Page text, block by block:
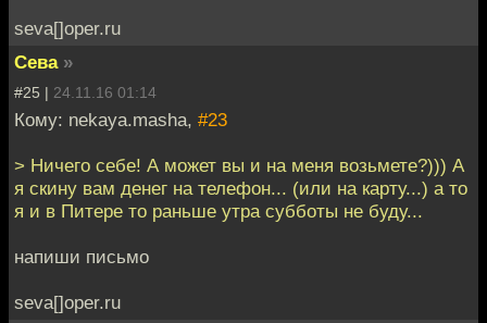
seva[]oper.ru
Сева »
#25 | 24.11.16 01:14
Кому: nekaya.masha, #23
> Ничего себе! А может вы и на меня возьмете?))) А
я скину вам денег на телефон... (или на карту...) а то
я и в Питере то раньше утра субботы не буду...
напиши письмо
seva[]oper.ru